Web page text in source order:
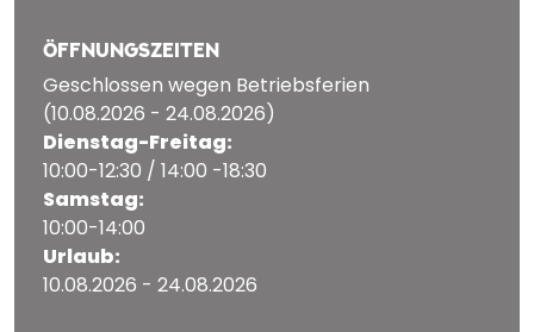
ÖFFNUNGSZEITEN
Geschlossen wegen Betriebsferien
(10.08.2026 - 24.08.2026)
Dienstag-Freitag:
10:00-12:30 / 14:00 -18:30
Samstag:
10:00-14:00
Urlaub:
10.08.2026 - 24.08.2026